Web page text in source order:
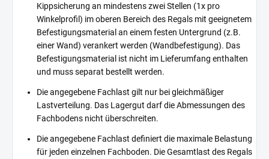
Kippsicherung an mindestens zwei Stellen (1x pro
Winkelprofil) im oberen Bereich des Regals mit geeignetem
Befestigungsmaterial an einem festen Untergrund (z.B.
einer Wand) verankert werden (Wandbefestigung). Das
Befestigungsmaterial ist nicht im Lieferumfang enthalten
und muss separat bestellt werden.
Die angegebene Fachlast gilt nur bei gleichmäßiger
Lastverteilung. Das Lagergut darf die Abmessungen des
Fachbodens nicht überschreiten.
Die angegebene Fachlast definiert die maximale Belastung
für jeden einzelnen Fachboden. Die Gesamtlast des Regals